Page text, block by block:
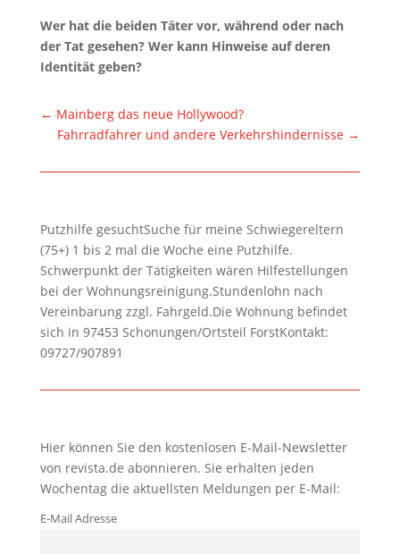
Wer hat die beiden Täter vor, während oder nach
der Tat gesehen? Wer kann Hinweise auf deren
Identität geben?
← Mainberg das neue Hollywood?
Fahrradfahrer und andere Verkehrshindernisse →
Putzhilfe gesuchtSuche für meine Schwiegereltern
(75+) 1 bis 2 mal die Woche eine Putzhilfe.
Schwerpunkt der Tätigkeiten wären Hilfestellungen
bei der Wohnungsreinigung.Stundenlohn nach
Vereinbarung zzgl. Fahrgeld.Die Wohnung befindet
sich in 97453 Schonungen/Ortsteil ForstKontakt:
09727/907891
Hier können Sie den kostenlosen E-Mail-Newsletter
von revista.de abonnieren. Sie erhalten jeden
Wochentag die aktuellsten Meldungen per E-Mail:
E-Mail Adresse